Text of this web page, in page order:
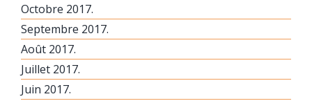
Octobre 2017.
Septembre 2017.
Août 2017.
Juillet 2017.
Juin 2017.